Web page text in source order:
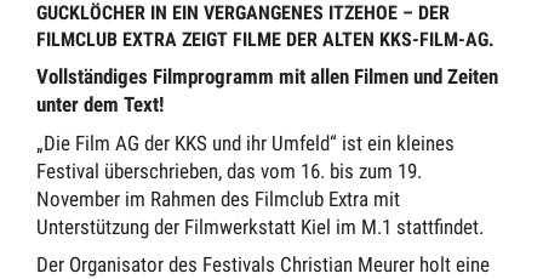
GUCKLÖCHER IN EIN VERGANGENES ITZEHOE – DER
FILMCLUB EXTRA ZEIGT FILME DER ALTEN KKS-FILM-AG.
Vollständiges Filmprogramm mit allen Filmen und Zeiten
unter dem Text!
„Die Film AG der KKS und ihr Umfeld“ ist ein kleines
Festival überschrieben, das vom 16. bis zum 19.
November im Rahmen des Filmclub Extra mit
Unterstützung der Filmwerkstatt Kiel im M.1 stattfindet.
Der Organisator des Festivals Christian Meurer holt eine